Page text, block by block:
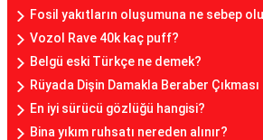
Fosil yakıtların oluşumuna ne sebep
Vozol Rave 40k kaç puff?
Belgü eski Türkçe ne demek?
Rüyada Dişin Damakla Beraber Çıkması
En iyi sürücü gözlüğü hangisi?
Bina yıkım ruhsatı nereden alınır?